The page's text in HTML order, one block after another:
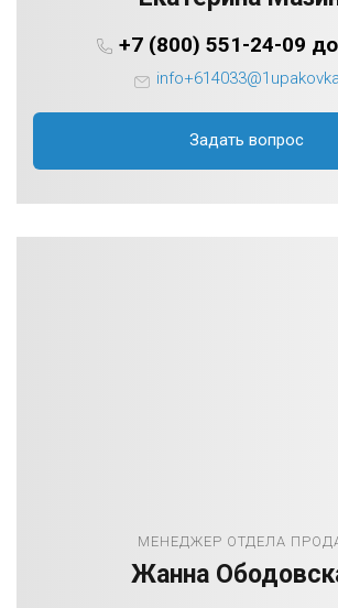
+7 (800) 551-24-09
Задать вопрос
МЕНЕДЖЕР ОТДЕЛА
Жанна